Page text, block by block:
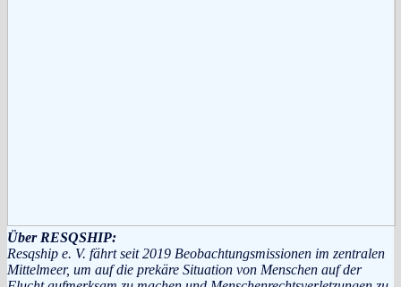
Über RESQSHIP:
Resqship e. V. fährt seit 2019 Beobachtungsmissionen im zentralen
Mittelmeer, um auf die prekäre Situation von Menschen auf der